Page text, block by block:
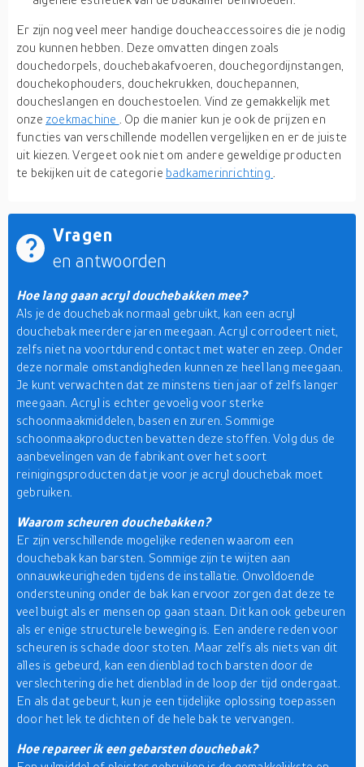
Er zijn nog veel meer handige doucheaccessoires die je nodig
zou kunnen hebben. Deze omvatten dingen zoals
douchedorpels, douchebakafvoeren, douchegordijnstangen,
douchekophouders, douchekrukken, douchepannen,
doucheslangen en douchestoelen. Vind ze gemakkelijk met
onze zoekmachine
. Op die manier kun je ook de prijzen en
functies van verschillende modellen vergelijken en er de juiste
uit kiezen. Vergeet ook niet om andere geweldige producten
te bekijken uit de categorie badkamerinrichting
Vragen
en antwoorden
Hoe lang gaan acryl douchebakken mee?
Als je de douchebak normaal gebruikt, kan een acryl
douchebak meerdere jaren meegaan. Acryl corrodeert niet,
zelfs niet na voortdurend contact met water en zeep. Onder
deze normale omstandigheden kunnen ze heel lang meegaan.
Je kunt verwachten dat ze minstens tien jaar of zelfs langer
meegaan. Acryl is echter gevoelig voor sterke
schoonmaakmiddelen, basen en zuren. Sommige
schoonmaakproducten bevatten deze stoffen. Volg dus de
aanbevelingen van de fabrikant over het soort
reinigingsproducten dat je voor je acryl douchebak moet
gebruiken.
Waarom scheuren douchebakken?
Er zijn verschillende mogelijke redenen waarom een
douchebak kan barsten. Sommige zijn te wijten aan
onnauwkeurigheden tijdens de installatie. Onvoldoende
ondersteuning onder de bak kan ervoor zorgen dat deze te
veel buigt als er mensen op gaan staan. Dit kan ook gebeuren
als er enige structurele beweging is. Een andere reden voor
scheuren is schade door stoten. Maar zelfs als niets van dit
alles is gebeurd, kan een dienblad toch barsten door de
verslechtering die het dienblad in de loop der tijd ondergaat.
En als dat gebeurt, kun je een tijdelijke oplossing toepassen
door het lek te dichten of de hele bak te vervangen.
Hoe repareer ik een gebarsten douchebak?